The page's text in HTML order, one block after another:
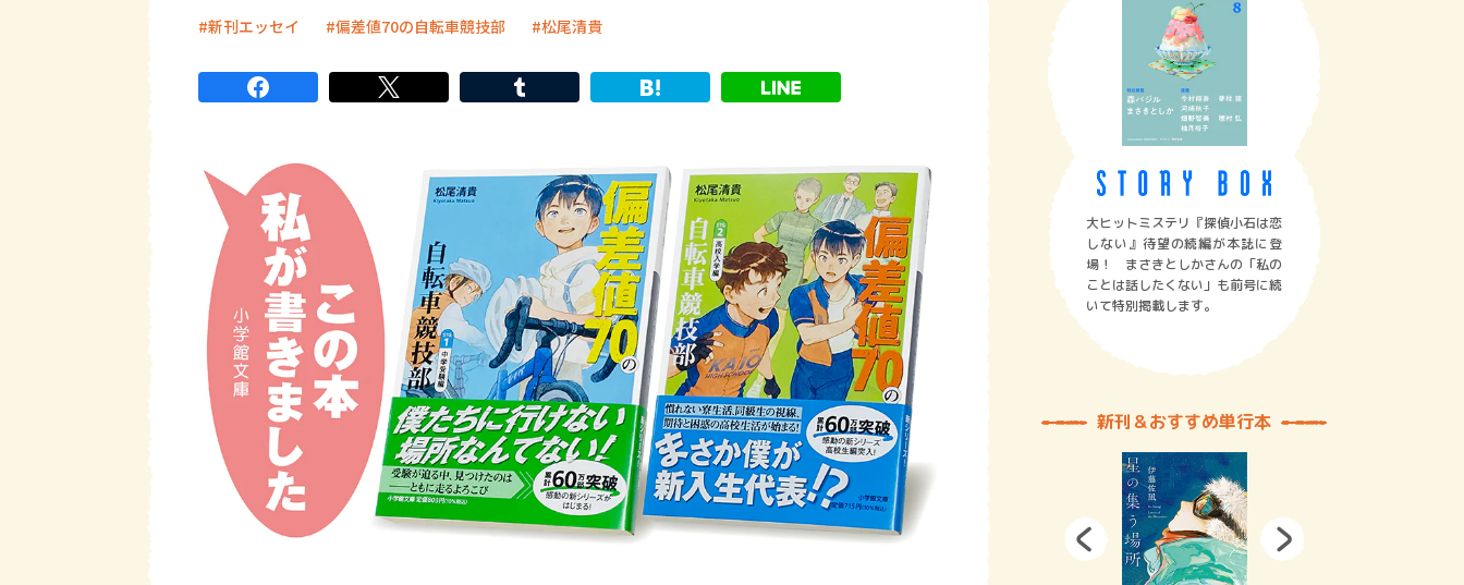
新刊エッセイ 偏差値70の自転車競技部 松尾清貴
大ヒットミステリ『探偵小石は恋
しない』待望の続編が本誌に登
場！ まさきとしかさんの「私の
ことは話したくない」も前号に続
いて特別掲載します。
新刊＆おすすめ単行本